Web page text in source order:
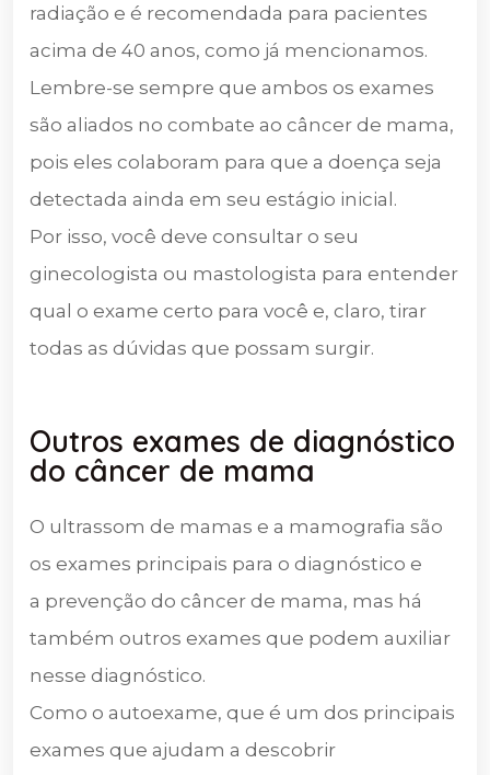
radiação e é recomendada para pacientes
acima de 40 anos, como já mencionamos.
Lembre-se sempre que ambos os exames
são aliados no combate ao câncer de mama,
pois eles colaboram para que a doença seja
detectada ainda em seu estágio inicial.
Por isso, você deve consultar o seu
ginecologista ou mastologista para entender
qual o exame certo para você e, claro, tirar
todas as dúvidas que possam surgir.
Outros exames de diagnóstico
do câncer de mama
O ultrassom de mamas e a mamografia são
os exames principais para o diagnóstico e
a prevenção do câncer de mama, mas há
também outros exames que podem auxiliar
nesse diagnóstico.
Como o autoexame, que é um dos principais
exames que ajudam a descobrir